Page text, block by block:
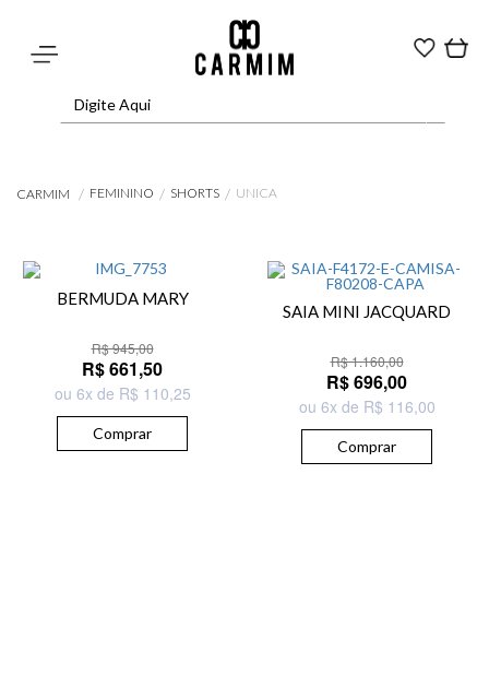
CARMIM FEMININO SHORTS UNICA
BERMUDA MARY
R$ 945,00
R$ 661,50
ou 6x de R$ 110,25
Comprar
SAIA MINI JACQUARD
R$ 1.160,00
R$ 696,00
ou 6x de R$ 116,00
Comprar